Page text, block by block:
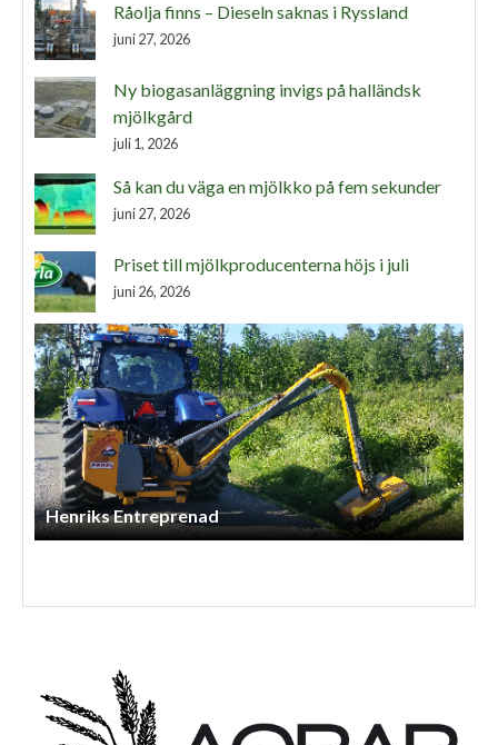
Råolja finns – Dieseln saknas i Ryssland
juni 27, 2026
Ny biogasanläggning invigs på halländsk
mjölkgård
juli 1, 2026
Så kan du väga en mjölkko på fem sekunder
juni 27, 2026
Priset till mjölkproducenterna höjs i juli
juni 26, 2026
Anneberg Skog & Agro